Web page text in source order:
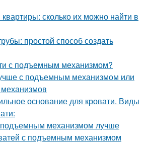
сколько их можно найти в
простой способ создать
с подъемным механизмом?
с подъемным механизмом или
основание для кровати. Виды
подъемным механизмом лучше
с подъемным механизмом